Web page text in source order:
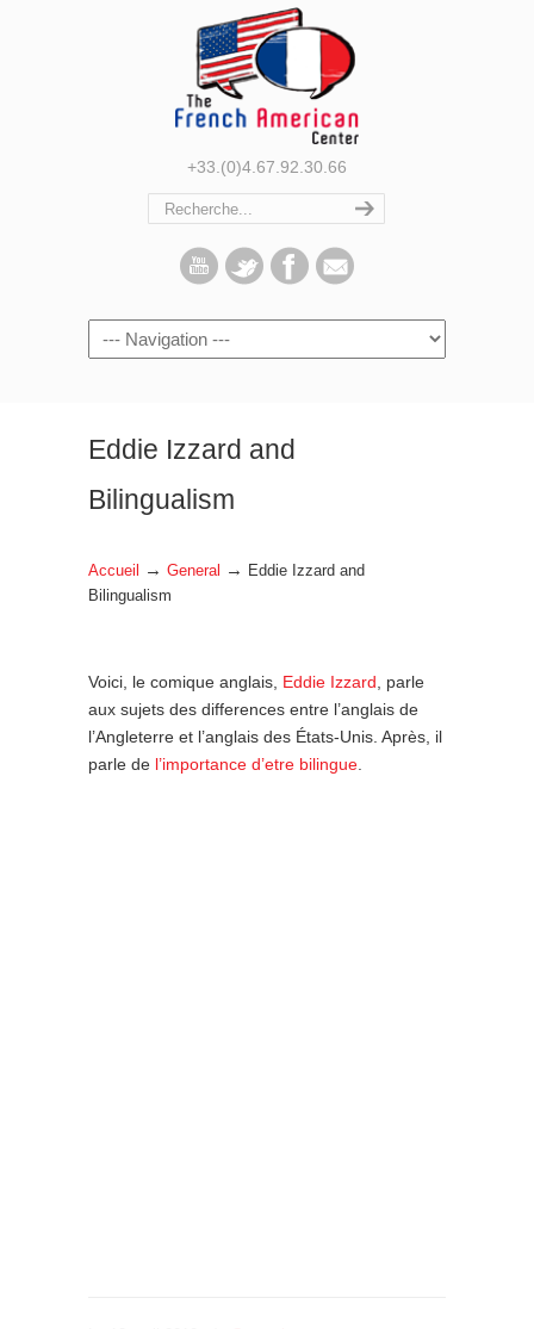
+33.(0)4.67.92.30.66
Navigation
Eddie Izzard and
Bilingualism
Accueil → General →
Eddie Izzard and
Bilingualism
Voici, le comique anglais, Eddie Izzard , parle
aux sujets des differences entre l’anglais de
l’Angleterre et l’anglais des États-Unis. Après, il
parle de l’importance d’etre bilingue